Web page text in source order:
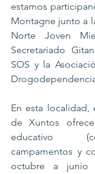
estamos
Montagne junto a
Norte Joven
Secretariado
SOS y la
En esta
de Xuntos
educativo
campamentos y
octubre a junio